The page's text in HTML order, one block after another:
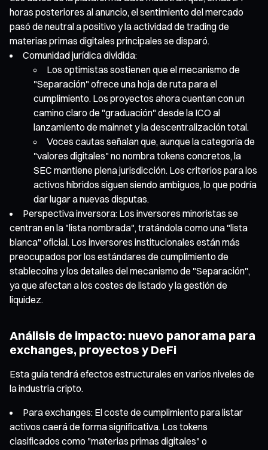
horas posteriores al anuncio, el sentimiento del mercado
pasó de neutral a positivo y la actividad de trading de
materias primas digitales principales se disparó.
Comunidad jurídica dividida:
Los optimistas sostienen que el mecanismo de
"Separación" ofrece una hoja de ruta para el
cumplimiento. Los proyectos ahora cuentan con un
camino claro de "graduación" desde la ICO al
lanzamiento de mainnet y la descentralización total.
Voces cautas señalan que, aunque la categoría de
"valores digitales" no nombra tokens concretos, la
SEC mantiene plena jurisdicción. Los criterios para los
activos híbridos siguen siendo ambiguos, lo que podría
dar lugar a nuevas disputas.
Perspectiva inversora: Los inversores minoristas se
centran en la "lista nombrada", tratándola como una "lista
blanca" oficial. Los inversores institucionales están más
preocupados por los estándares de cumplimiento de
stablecoins y los detalles del mecanismo de "Separación",
ya que afectan a los costes de listado y la gestión de
liquidez.
Análisis de impacto: nuevo panorama para
exchanges, proyectos y DeFi
Esta guía tendrá efectos estructurales en varios niveles de
la industria cripto.
Para exchanges: El coste de cumplimiento para listar
activos caerá de forma significativa. Los tokens
clasificados como "materias primas digitales" o